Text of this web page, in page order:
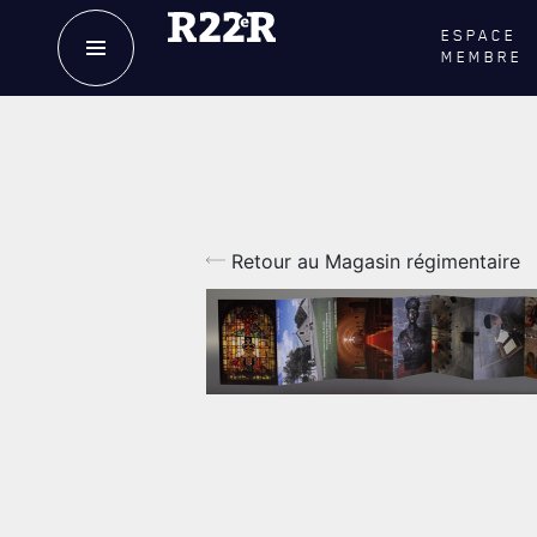
ESPACE
MEMBRE
DISTINCTIONS HONORIFIQUES
ANCIENS COMMANDANTS ET
SERGENTS-MAJORS
LES
Retour au Magasin régimentaire